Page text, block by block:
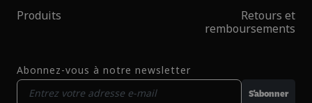
Produits
Retours et
remboursements
Abonnez-vous à notre newsletter
S'abonner